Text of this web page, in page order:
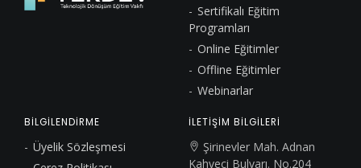
Sertifikalı Eğitim
Programları
Online Eğitimler
Offline Eğitimler
Webinarlar
BİLGİLENDİRME
Üyelik Sözleşmesi
İLETİŞİM BİLGİLERİ
Şirinevler Mah. Adnan
Kahveci Bulvarı. No.204